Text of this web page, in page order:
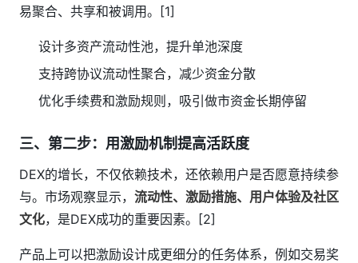
易聚合、共享和被调用。[1]
设计多资产流动性池，提升单池深度
支持跨协议流动性聚合，减少资金分散
优化手续费和激励规则，吸引做市资金长期停留
三、第二步：用激励机制提高活跃度
DEX的增长，不仅依赖技术，还依赖用户是否愿意持续参
与。市场观察显示， 流动性、激励措施、用户体验及社区
文化，是DEX成功的重要因素。[2]
产品上可以把激励设计成更细分的任务体系，例如交易奖